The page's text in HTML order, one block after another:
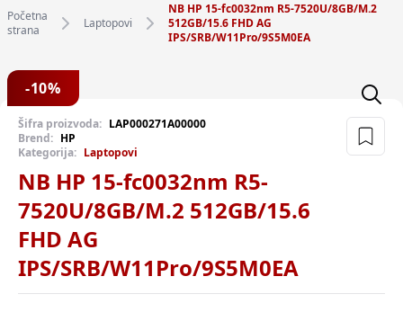
Početna
strana
Laptopovi
NB HP 15-fc0032nm R5-7520U/8GB/M.2
512GB/15.6 FHD AG
IPS/SRB/W11Pro/9S5M0EA
-10%
Šifra proizvoda: LAP000271A00000
Brend: HP
Kategorija: Laptopovi
NB HP 15-fc0032nm R5-
7520U/8GB/M.2 512GB/15.6
FHD AG
IPS/SRB/W11Pro/9S5M0EA